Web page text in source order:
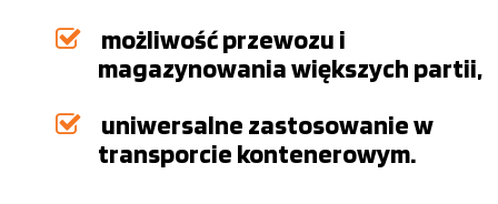
możliwość przewozu i
magazynowania większych partii,
uniwersalne zastosowanie w
transporcie kontenerowym.